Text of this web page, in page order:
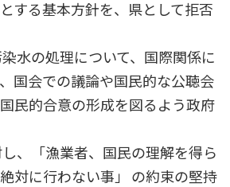
する基本方針を、県として拒否
水の処理について、国際関係に
国会での議論や国民的な公聴会
民的合意の形成を図るよう政府
、「漁業者、国民の理解を得ら
対に行わない事」 の約束の堅持